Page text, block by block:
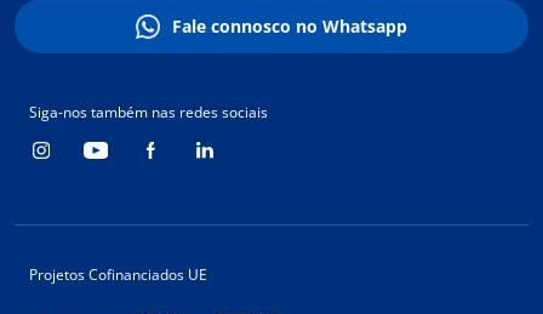
Fale connosco no Whatsapp
Siga-nos também nas redes sociais
Projetos Cofinanciados UE